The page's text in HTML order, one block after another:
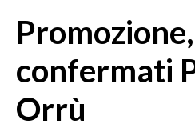
ORISTANO E PROVINCIA
GALLURA
NUORO E PROVINCIA
OGLIASTRA
Promozione,
confermati
Orrù